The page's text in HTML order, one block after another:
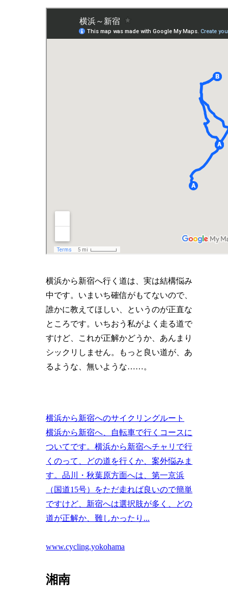
横浜から新宿へ行く道は、実は結構悩み
中です。いまいち確信がもてないので、
誰かに教えてほしい、というのが正直な
ところです。いちおう私がよく走る道で
すけど、これが正解かどうか、あんまり
シックリしません。もっと良い道が、あ
るような、無いような……。
横浜から新宿へのサイクリングルート
横浜から新宿へ、自転車で行くコースに
ついてです。横浜から新宿へチャリで行
くのって、どの道を行くか、案外悩みま
す。品川・秋葉原方面へは、第一京浜
（国道15号）をただ走れば良いので簡単
ですけど、新宿へは選択肢が多く、どの
道が正解か、難しかったり...
www.cycling.yokohama
湘南